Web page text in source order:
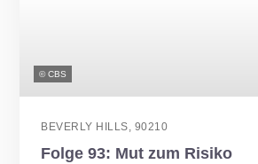
© CBS
BEVERLY HILLS, 90210
Folge 93: Mut zum Risiko